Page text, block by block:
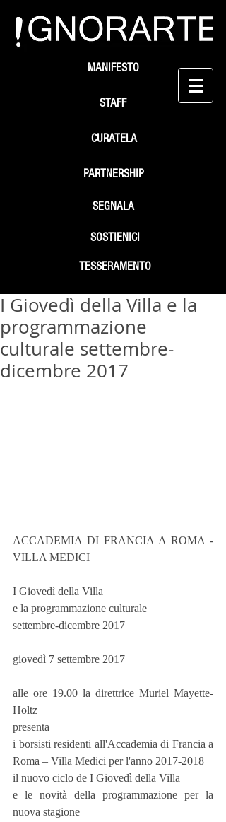
STAFF
SEGNALA
SOSTIENICI
MANIFESTO
PARTNERSHIP
TESSERAMENTO
CURATELA
I Giovedì della Villa e la
programmazione
culturale settembre-
dicembre 2017
ACCADEMIA DI FRANCIA A ROMA -
VILLA MEDICI
I Giovedì della Villa
e la programmazione culturale
settembre-dicembre 2017
giovedì 7 settembre 2017
alle ore 19.00 la direttrice Muriel Mayette-
Holtz
presenta
i borsisti residenti all'Accademia di Francia a
Roma – Villa Medici per l'anno 2017-2018
il nuovo ciclo de I Giovedì della Villa
e le novità della programmazione per la
nuova stagione